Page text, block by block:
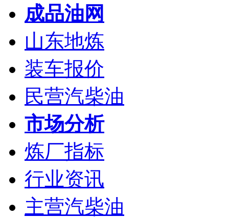
成品油网
山东地炼
装车报价
民营汽柴油
市场分析
炼厂指标
行业资讯
主营汽柴油